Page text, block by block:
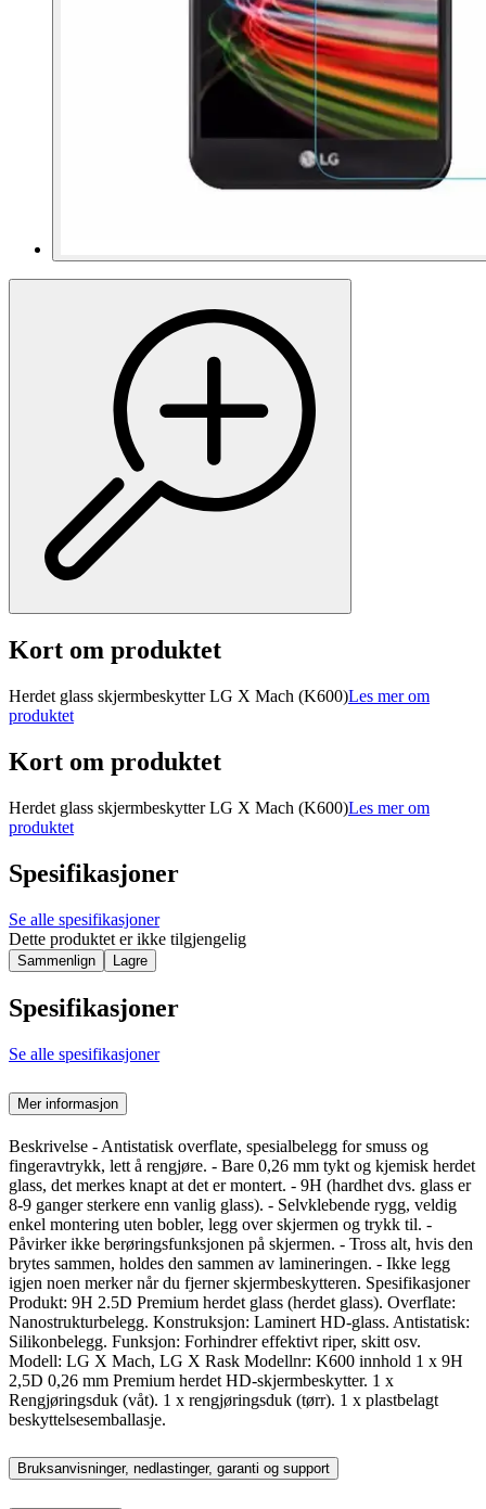
Kort om produktet
Herdet glass skjermbeskytter LG X Mach (K600)Les mer om
produktet
Kort om produktet
Herdet glass skjermbeskytter LG X Mach (K600)Les mer om
produktet
Spesifikasjoner
Se alle spesifikasjoner
Dette produktet er ikke tilgjengelig
Sammenlign Lagre
Spesifikasjoner
Se alle spesifikasjoner
Mer informasjon
Beskrivelse - Antistatisk overflate, spesialbelegg for smuss og
fingeravtrykk, lett å rengjøre. - Bare 0,26 mm tykt og kjemisk herdet
glass, det merkes knapt at det er montert. - 9H (hardhet dvs. glass er
8-9 ganger sterkere enn vanlig glass). - Selvklebende rygg, veldig
enkel montering uten bobler, legg over skjermen og trykk til. -
Påvirker ikke berøringsfunksjonen på skjermen. - Tross alt, hvis den
brytes sammen, holdes den sammen av lamineringen. - Ikke legg
igjen noen merker når du fjerner skjermbeskytteren. Spesifikasjoner
Produkt: 9H 2.5D Premium herdet glass (herdet glass). Overflate:
Nanostrukturbelegg. Konstruksjon: Laminert HD-glass. Antistatisk:
Silikonbelegg. Funksjon: Forhindrer effektivt riper, skitt osv.
Modell: LG X Mach, LG X Rask Modellnr: K600 innhold 1 x 9H
2,5D 0,26 mm Premium herdet HD-skjermbeskytter. 1 x
Rengjøringsduk (våt). 1 x rengjøringsduk (tørr). 1 x plastbelagt
beskyttelsesemballasje.
Bruksanvisninger, nedlastinger, garanti og support